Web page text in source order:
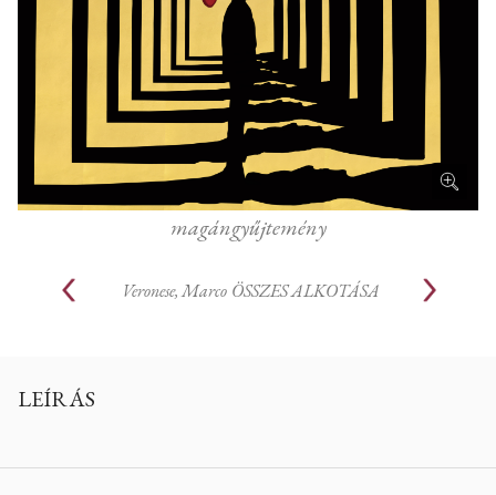
magángyűjtemény
Veronese, Marco ÖSSZES ALKOTÁSA
LEÍRÁS